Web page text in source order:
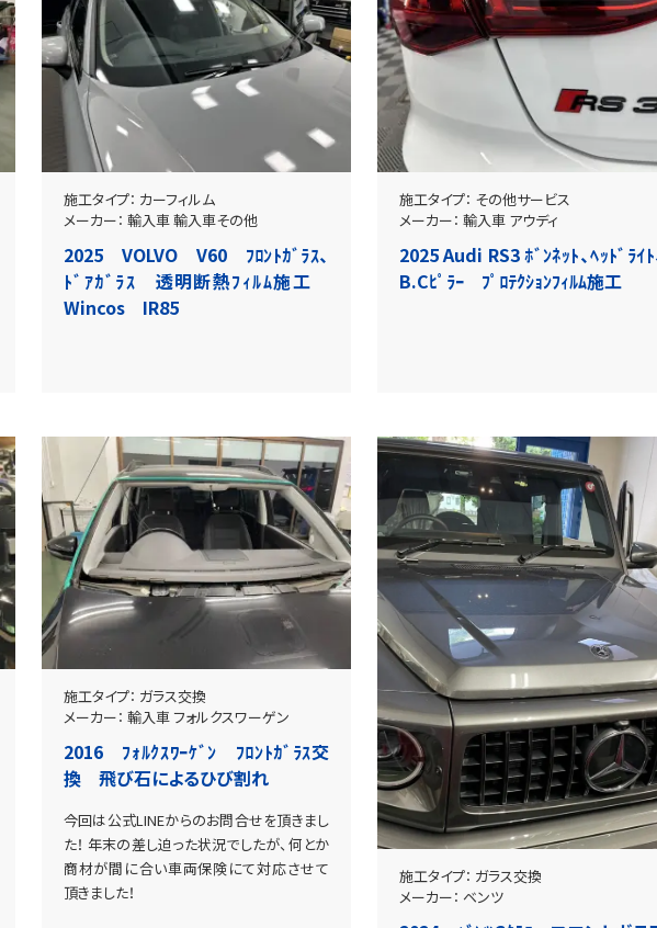
施工タイプ： カーフィルム
メーカー： 輸入車輸入車その他
2025 VOLVO V60 ﾌﾛﾝﾄｶﾞﾗｽ、
ﾄﾞｱｶﾞﾗｽ 透明断熱ﾌｨﾙﾑ施工
Wincos IR85
施工タイプ： その他サービス
メーカー： 輸入車 アウディ
2025 Audi RS3 ﾎﾞﾝﾈｯﾄ、ﾍｯﾄﾞﾗｲﾄ
B.Cﾋﾟﾗｰ ﾌﾟﾛﾃｸｼｮﾝﾌｨﾙﾑ施工
施工タイプ： ガラス交換
メーカー： 輸入車 フォルクスワーゲン
2016 ﾌｫﾙｸｽﾜｰｹﾞﾝ ﾌﾛﾝﾄｶﾞﾗｽ交
換 飛び石によるひび割れ
今回は公式LINEからのお問合せを頂きまし
た！ 年末の差し迫った状況でしたが、何とか
商材が間に合い車両保険にて対応させて
頂きました！
施工タイプ： ガラス交換
メーカー： ベンツ